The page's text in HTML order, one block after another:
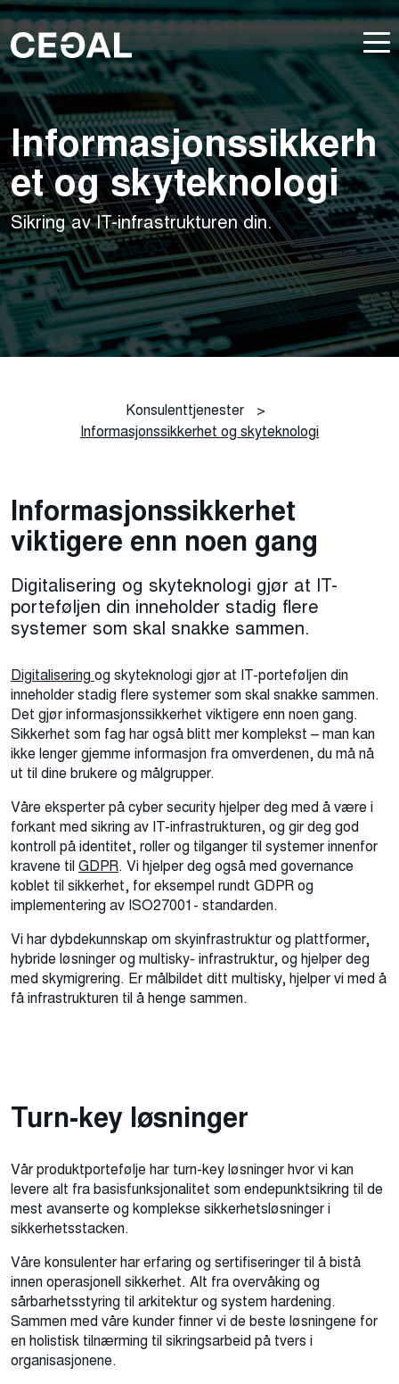
Informasjonssikkerh
et og skyteknologi
Sikring av IT-infrastrukturen din.
Konsulenttjenester
>
Informasjonssikkerhet og skyteknologi
Informasjonssikkerhet
viktigere enn noen gang
Digitalisering og skyteknologi gjør at IT-
porteføljen din inneholder stadig flere
systemer som skal snakke sammen.
Digitalisering og skyteknologi gjør at IT-porteføljen din
inneholder stadig flere systemer som skal snakke sammen.
Det gjør informasjonssikkerhet viktigere enn noen gang.
Sikkerhet som fag har også blitt mer komplekst – man kan
ikke lenger gjemme informasjon fra omverdenen, du må nå
ut til dine brukere og målgrupper.
Våre eksperter på cyber security hjelper deg med å være i
forkant med sikring av IT-infrastrukturen, og gir deg god
kontroll på identitet, roller og tilganger til systemer innenfor
kravene tilGDPR. Vi hjelper deg også med governance
koblet til sikkerhet, for eksempel rundt GDPR og
implementering av ISO27001- standarden.
Vi har dybdekunnskap om skyinfrastruktur og plattformer,
hybride løsninger og multisky- infrastruktur, og hjelper deg
med skymigrering. Er målbildet ditt multisky, hjelper vi med å
få infrastrukturen til å henge sammen.
Turn-key løsninger
Vår produktportefølje har turn-key løsninger hvor vi kan
levere alt fra basisfunksjonalitet som endepunktsikring til de
mest avanserte og komplekse sikkerhetsløsninger i
sikkerhetsstacken.
Våre konsulenter har erfaring og sertifiseringer til å bistå
innen operasjonell sikkerhet. Alt fra overvåking og
sårbarhetsstyring til arkitektur og system hardening.
Sammen med våre kunder finner vi de beste løsningene for
en holistisk tilnærming til sikringsarbeid på tvers i
organisasjonene.